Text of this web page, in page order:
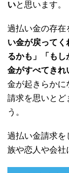
いと思います。
過払い金の存在
い金が戻って
るかも」「も
金がすべてきれ
金が起きらかに
請求を思いとど
う。
過払い金請求を
族や恋人や会社